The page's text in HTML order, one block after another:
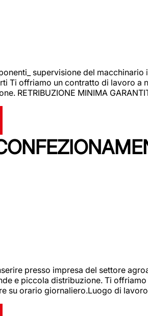
supervisione del
Ti offriamo un contratto di lavoro
RETRIBUZIONE MINIMA
presso impresa del settore
e piccola distribuzione. Ti
su orario giornaliero.Luogo di